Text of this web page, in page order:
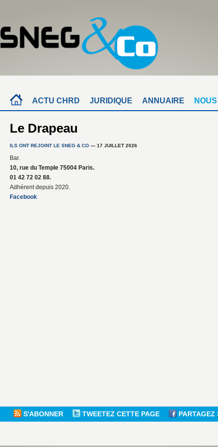
ACTU CHRD JURIDIQUE ANNUAIRE
Le Drapeau
ILS ONT REJOINT LE SNEG & CO — 17 JUILLET 2026
Bar.
10, rue du Temple 75004 Paris.
01 42 72 02 88.
Adhérent depuis 2020.
Facebook
S'ABONNER TWEETEZ CETTE PAGE PARTAGEZ